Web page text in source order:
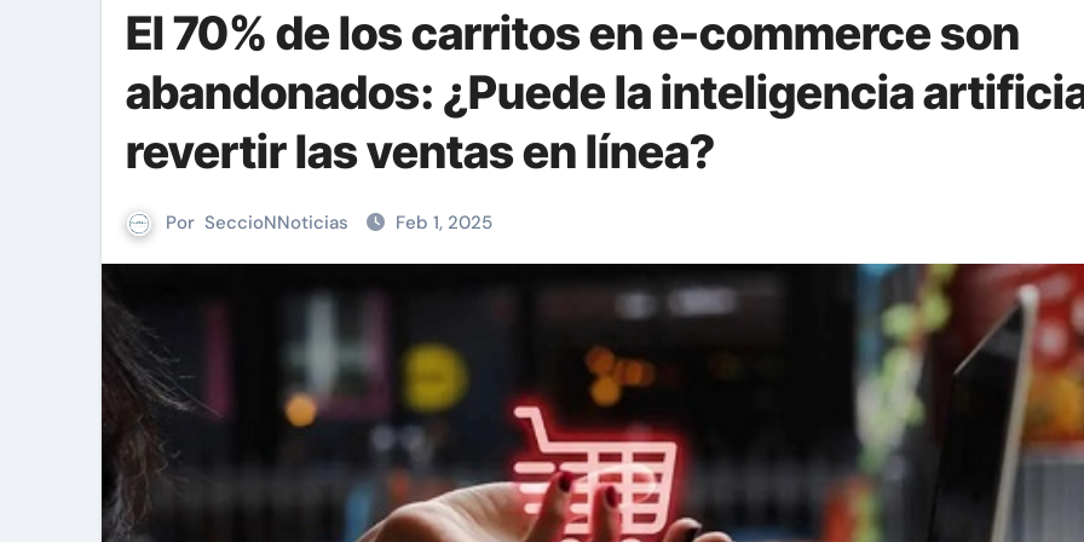
El 70% de los carritos en e-commerce son
abandonados: ¿Puede la inteligencia
revertir las ventas en línea?
Por SeccioNNoticias Feb 1, 2025